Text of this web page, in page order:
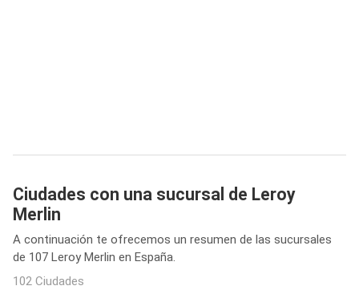
Ciudades con una sucursal de Leroy
Merlin
A continuación te ofrecemos un resumen de las sucursales
de 107 Leroy Merlin en España.
102 Ciudades